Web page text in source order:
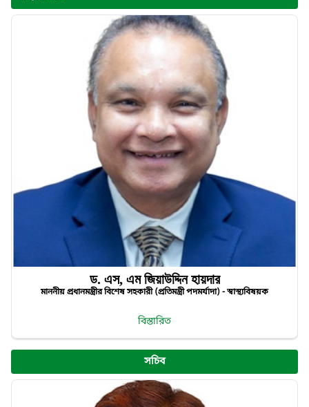
ড. এস, এম জিয়াউদ্দিন হায়দার
মাননীয় প্রধানমন্ত্রীর বিশেষ সহকারী (প্রতিমন্ত্রী পদমর্যাদা) - স্বাস্থ্যবিষয়ক
বিস্তারিত
সচিব